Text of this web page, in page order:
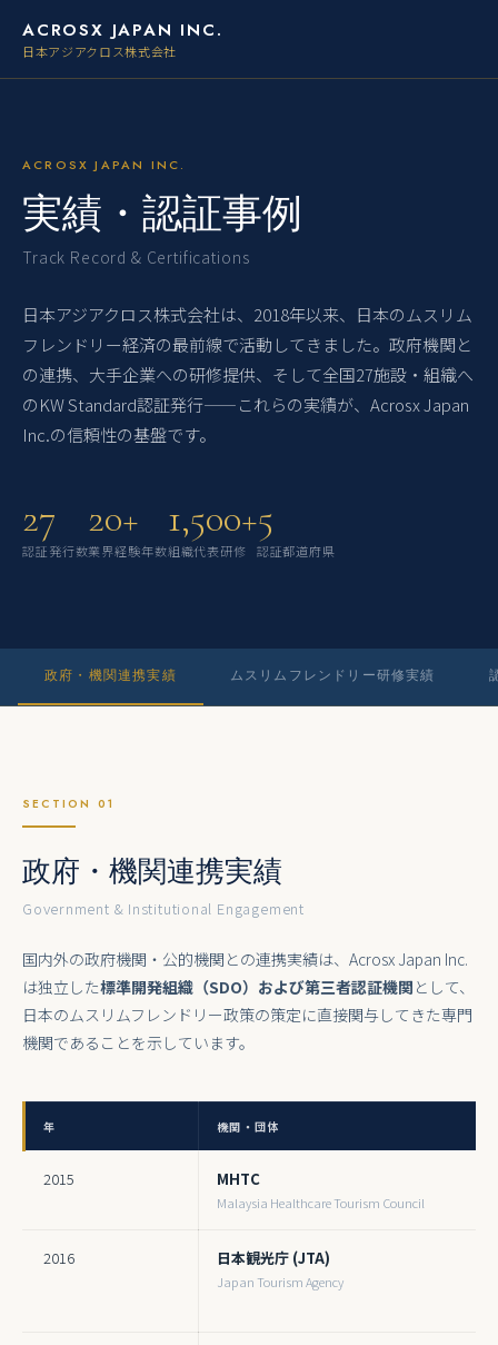
ACROSX JAPAN INC.
日本アジアクロス株式会社
ACROSX JAPAN INC.
実績・認証事例
Track Record & Certifications
日本アジアクロス株式会社は、2018年以来、日本のムスリム
フレンドリー経済の最前線で活動してきました。政府機関と
の連携、大手企業への研修提供、そして全国27施設・組織へ
のKW Standard認証発行——これらの実績が、Acrosx Japan
Inc.の信頼性の基盤です。
27
認証発行数
20+
業界経験年数
1,500+
組織代表研修
5
認証都道府県
政府・機関連携実績 ムスリムフレンドリー研修実績
SECTION 01
政府・機関連携実績
Government & Institutional Engagement
国内外の政府機関・公的機関との連携実績は、Acrosx Japan Inc.
は独立した標準開発組織（SDO）および第三者認証機関 として、
日本のムスリムフレンドリー政策の策定に直接関与してきた専門
機関であることを示しています。
年 機関・団体
2015 MHTC
Malaysia Healthcare Tourism Council
2016 日本観光庁 (JTA)
Japan Tourism Agency